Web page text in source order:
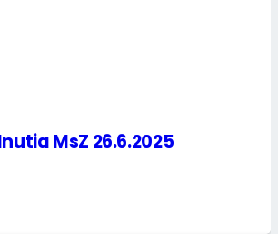
MsZ 26.6.2025